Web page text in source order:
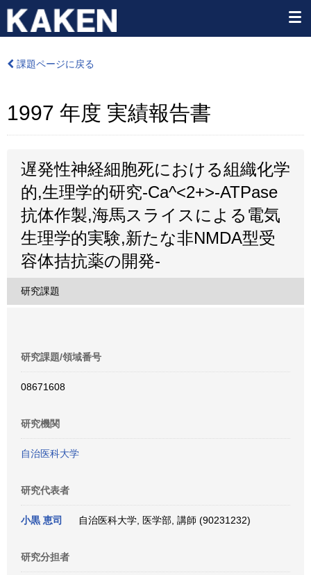
課題ページに戻る
1997 年度 実績報告書
遅発性神経細胞死における組織化学
的,生理学的研究-Ca^<2+>-ATPase
抗体作製,海馬スライスによる電気
生理学的実験,新たな非NMDA型受
容体拮抗薬の開発-
研究課題
研究課題/領域番号
08671608
研究機関
自治医科大学
研究代表者
小黒 恵司 自治医科大学, 医学部, 講師 (90231232)
研究分担者